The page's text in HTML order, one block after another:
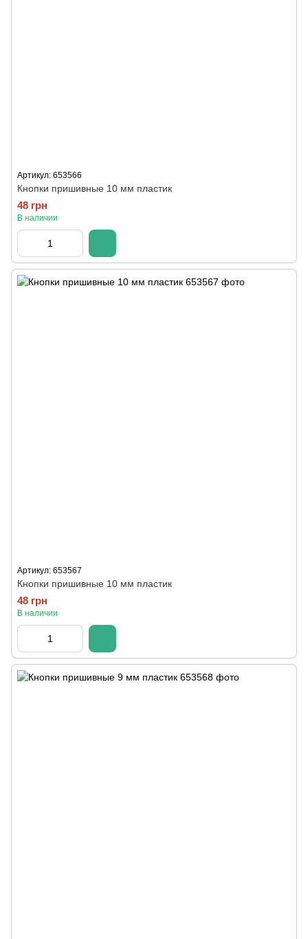
Артикул: 653566
Кнопки пришивные 10 мм пластик
48 грн
В наличии
Артикул: 653567
Кнопки пришивные 10 мм пластик
48 грн
В наличии